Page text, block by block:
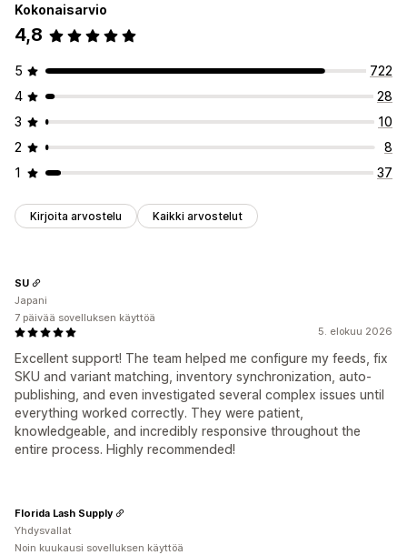
Kokonaisarvio
4,8
5
722
4
28
3
10
2
8
1
37
Kirjoita arvostelu Kaikki arvostelut
5. elokuu 2026
Excellent support! The team helped me configure my feeds, fix
SKU and variant matching, inventory synchronization, auto-
publishing, and even investigated several complex issues until
everything worked correctly. They were patient,
knowledgeable, and incredibly responsive throughout the
entire process. Highly recommended!
SU
Japani
7 päivää sovelluksen käyttöä
Florida Lash Supply
Yhdysvallat
Noin kuukausi sovelluksen käyttöä